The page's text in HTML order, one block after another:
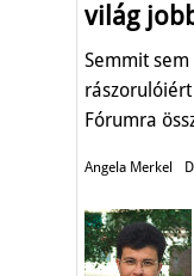
világ
Semmit
rászorulóiért
Fórumra
összeveti az
szlogenjeit
Angela Merkel